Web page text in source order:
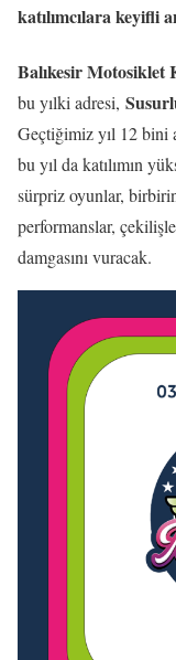
katılımcılara keyifli
Balıkesir Motosiklet
bu yılki adresi,
Geçtiğimiz yıl 12 bini
bu yıl da katılımın
sürpriz oyunlar,
performanslar,
damgasını vuracak.